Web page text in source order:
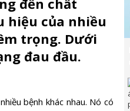
đến chất
hiệu của nhiều
trọng. Dưới
đau đầu.
bệnh khác nhau. Nó có